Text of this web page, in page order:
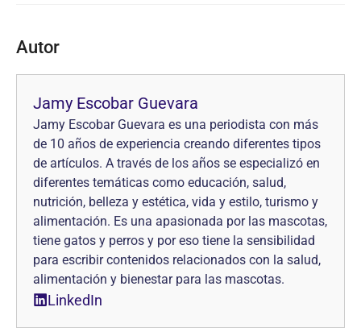
Autor
Jamy Escobar Guevara
Jamy Escobar Guevara es una periodista con más
de 10 años de experiencia creando diferentes tipos
de artículos. A través de los años se especializó en
diferentes temáticas como educación, salud,
nutrición, belleza y estética, vida y estilo, turismo y
alimentación. Es una apasionada por las mascotas,
tiene gatos y perros y por eso tiene la sensibilidad
para escribir contenidos relacionados con la salud,
alimentación y bienestar para las mascotas.
LinkedIn